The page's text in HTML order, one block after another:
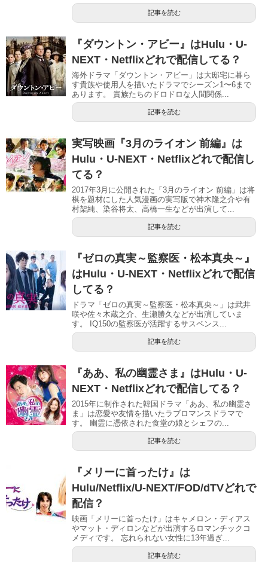
記事を読む
『ダウントン・アビー』はHulu・U-
NEXT・Netflixどれで配信してる？
海外ドラマ「ダウントン・アビー」は大邸宅に暮ら
す貴族や使用人を描いたドラマでシーズン1〜6まで
あります。 貴族たちのドロドロな人間関係...
記事を読む
実写映画『3月のライオン 前編』は
Hulu・U-NEXT・Netflixどれで配信し
てる？
2017年3月に公開された「3月のライオン 前編」は将
棋を題材にした人気漫画の実写版で神木隆之介や有
村架純、染谷将太、高橋一生などが出演して...
記事を読む
『ゼロの真実～監察医・松本真央～』
はHulu・U-NEXT・Netflixどれで配信
してる？
ドラマ「ゼロの真実～監察医・松本真央～」は武井
咲や佐々木蔵之介、生瀬勝久などが出演していま
す。 IQ150の監察医が活躍するサスペンス...
記事を読む
『ああ、私の幽霊さま』はHulu・U-
NEXT・Netflixどれで配信してる？
2015年に制作された韓国ドラマ「ああ、私の幽霊さ
ま」は恋愛や友情を描いたラブロマンスドラマで
す。 幽霊に憑依された食堂の娘とシェフの...
記事を読む
『メリーに首ったけ』は
Hulu/Netflix/U-NEXT/FOD/dTVどれで
配信？
映画「メリーに首ったけ」はキャメロン・ディアス
やマット・ディロンなどが出演するロマンチックコ
メディです。 忘れられない女性に13年過ぎ...
記事を読む